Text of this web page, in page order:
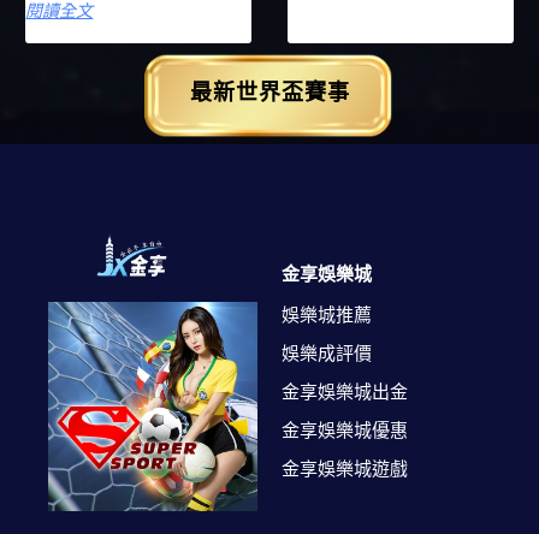
閱讀全文
最新世界盃賽事
金享娛樂城
娛樂城推薦
娛樂成評價
金享娛樂城出金
金享娛樂城優惠
金享娛樂城遊戲